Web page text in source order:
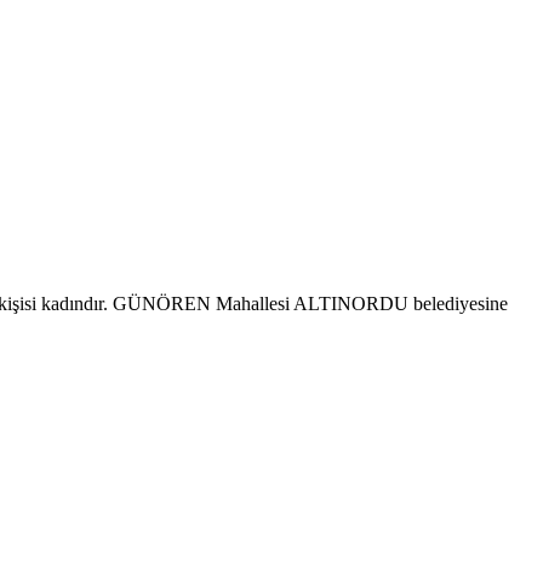
kadındır. GÜNÖREN Mahallesi ALTINORDU belediyesine